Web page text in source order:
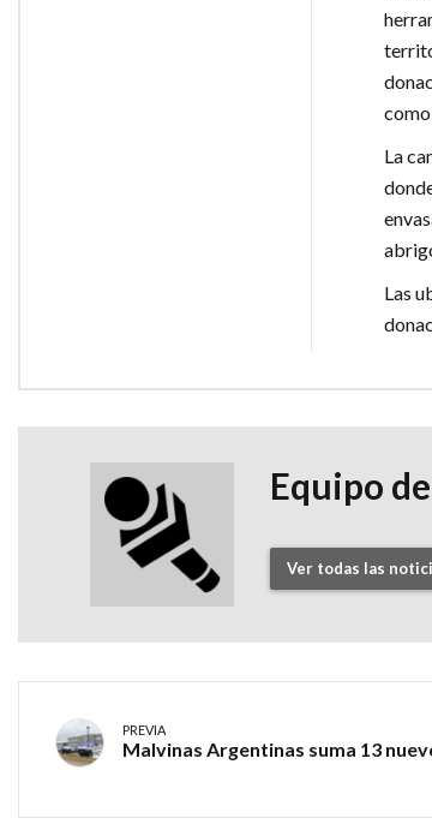
La
Las
Equipo
Ver todas las
PREVIA
Malvinas Argentinas suma 13